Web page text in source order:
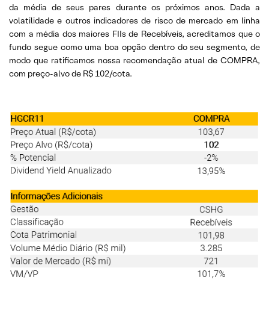
da média de seus pares durante os próximos anos. Dada a
volatilidade e outros indicadores de risco de mercado em linha
com a média dos maiores FIIs de Recebíveis, acreditamos que o
fundo segue como uma boa opção dentro do seu segmento, de
modo que ratificamos nossa recomendação atual de COMPRA,
com preço-alvo de R$ 102/cota.